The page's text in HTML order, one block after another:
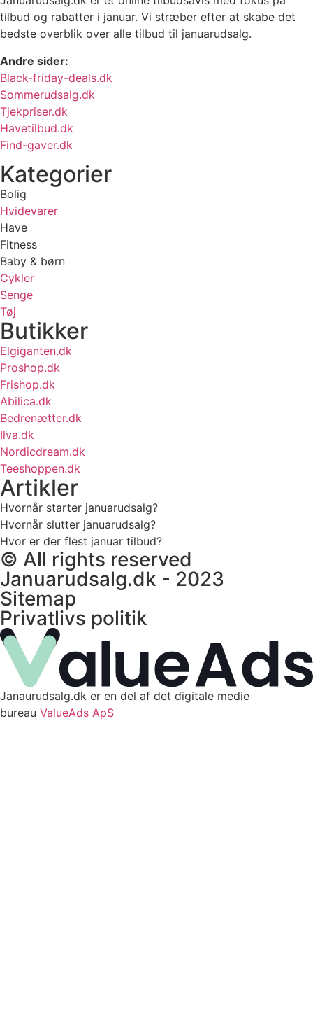
tilbud og rabatter i januar. Vi stræber efter at skabe det
bedste overblik over alle tilbud til januarudsalg.
Andre sider:
Black-friday-deals.dk
Sommerudsalg.dk
Tjekpriser.dk
Havetilbud.dk
Find-gaver.dk
Kategorier
Bolig
Hvidevarer
Have
Fitness
Baby & børn
Cykler
Senge
Tøj
Butikker
Elgiganten.dk
Proshop.dk
Frishop.dk
Abilica.dk
Bedrenætter.dk
Ilva.dk
Nordicdream.dk
Teeshoppen.dk
Artikler
Hvornår starter januarudsalg?
Hvornår slutter januarudsalg?
Hvor er der flest januar tilbud?
© All rights reserved
Januarudsalg.dk - 2023
Sitemap
Privatlivs politik
Janaurudsalg.dk er en del af det digitale medie
bureau ValueAds ApS